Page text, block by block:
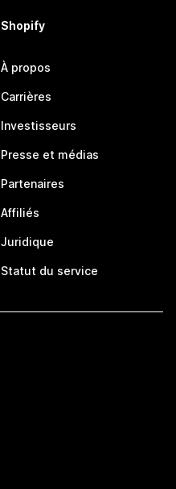
Shopify
À propos
Carrières
Investisseurs
Presse et médias
Partenaires
Affiliés
Juridique
Statut du service